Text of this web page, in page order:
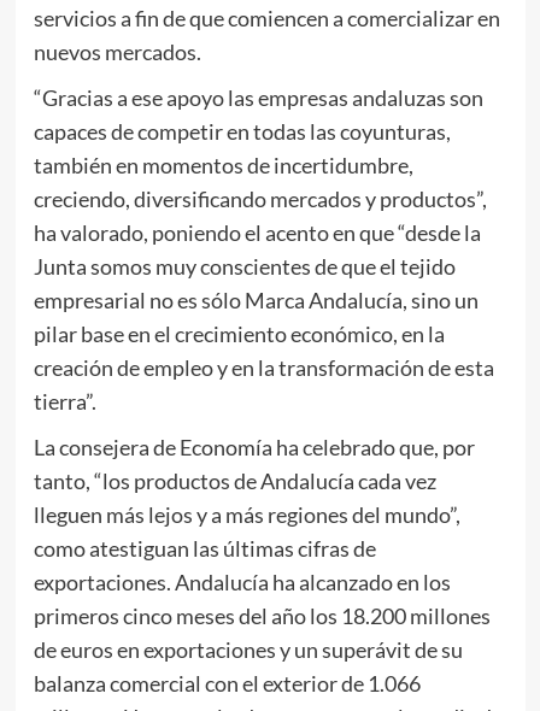
servicios a fin de que comiencen a comercializar en
nuevos mercados.
“Gracias a ese apoyo las empresas andaluzas son
capaces de competir en todas las coyunturas,
también en momentos de incertidumbre,
creciendo, diversificando mercados y productos”,
ha valorado, poniendo el acento en que “desde la
Junta somos muy conscientes de que el tejido
empresarial no es sólo Marca Andalucía, sino un
pilar base en el crecimiento económico, en la
creación de empleo y en la transformación de esta
tierra”.
La consejera de Economía ha celebrado que, por
tanto, “los productos de Andalucía cada vez
lleguen más lejos y a más regiones del mundo”,
como atestiguan las últimas cifras de
exportaciones. Andalucía ha alcanzado en los
primeros cinco meses del año los 18.200 millones
de euros en exportaciones y un superávit de su
balanza comercial con el exterior de 1.066